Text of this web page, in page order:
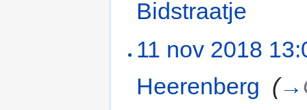
Bidstraatje
11 nov 2018
Heerenberg (→